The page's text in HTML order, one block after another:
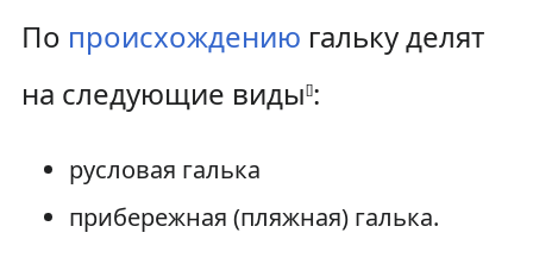
По происхождению гальку делят
на следующие виды[]:
русловая галька
прибережная (пляжная) галька.